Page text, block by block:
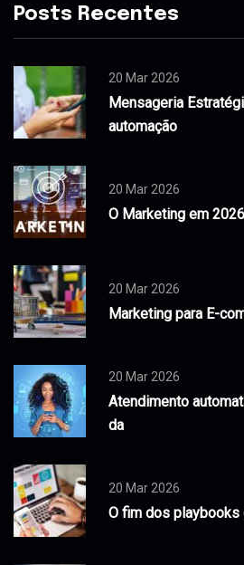
Posts Recentes
20 Mar 2026
Mensageria
automação
20 Mar 2026
O Marketing em
20 Mar 2026
Marketing para E-
20 Mar 2026
Atendimento
da
20 Mar 2026
O fim dos playbooks